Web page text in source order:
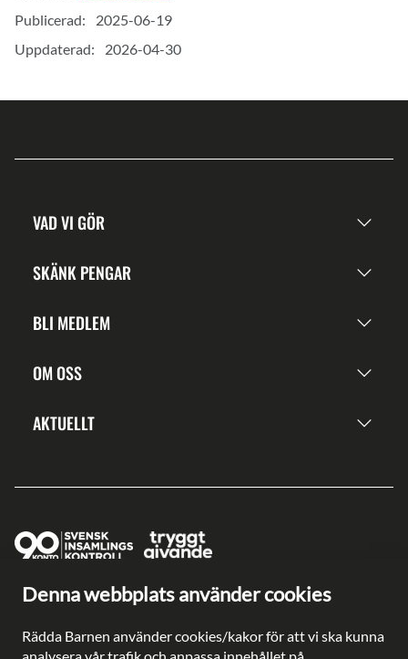
Denna webbplats använder cookies
Rädda Barnen använder cookies/kakor för att vi ska kunna
Publicerad:
2025-06-19
Uppdaterad:
2026-04-30
VAD VI GÖR
SKÄNK PENGAR
BLI MEDLEM
OM OSS
AKTUELLT
Ge en gåva direkt
Plusgiro: 90 2003-3